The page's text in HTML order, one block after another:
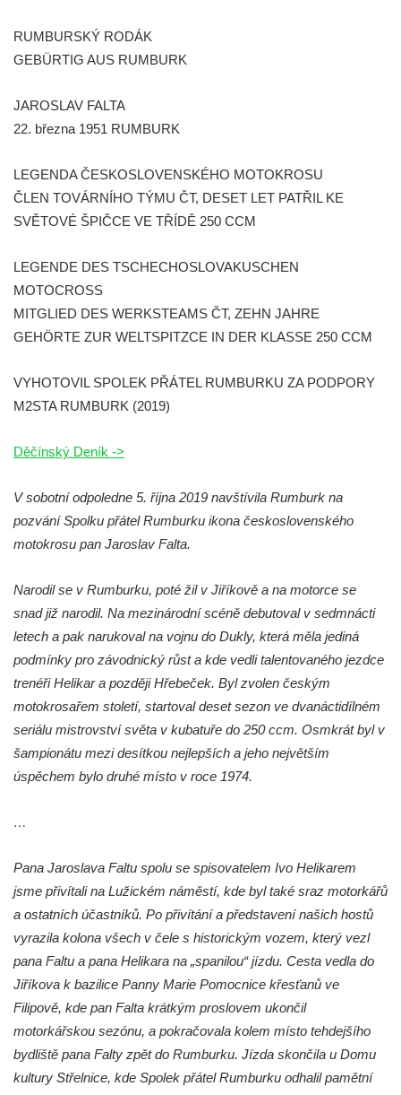
Wolfganga von Goethe na hradě Hasištejn
Pamětní deska Ondřeje Hese severně od
Pamětní deska Giacoma Casanovy de
Seingalt na zámeckém nádvoří v Duchcově
Pamětní deska Heinricha Banka na domě
čp. 18/7 na náměstí Republiky v Duchcově
Pamětní deska Ferdinanda Břetislava
Čechách
Pamětní deska Josefa Jaroslava Kaliny na
domě čp. 109 v Kalinově ulici v Novém
Boru
Červeného na domě ve Starodubečské ulici
v Praze Dubeč
křižovatce Školní a Horské ulice v Trutnově
Pamětní deska Jaroslava Třešňáka v
Českobratrské ulici v Teplicích
Pamětní deska Walthera Hensela na vile
Teplicích
Pamětní deska Ludwiga van Beethovena
na domě čp. 72/1 v Lázeňské ulici v
Teplicích
Pamětní deska na ekologické demonstrace
na kašně na Benešově náměstí v Teplicích
Pamětní deska Josefa Schindlera na
základní škole v Desné
Pamětní desky významných rodáků na zdi
kostela svatého Bartoloměje ve Velkém
Šenově
Pamětní deska Johanna Wolfganga Goetha
na Komorní Hůrce
RUMBURSKÝ RODÁK
GEBÜRTIG AUS RUMBURK
JAROSLAV FALTA
22. března 1951 RUMBURK
LEGENDA ČESKOSLOVENSKÉHO MOTOKROSU
ČLEN TOVÁRNÍHO TÝMU ČT, DESET LET PATŘIL KE
SVĚTOVÉ ŠPIČCE VE TŘÍDĚ 250 CCM
LEGENDE DES TSCHECHOSLOVAKUSCHEN
MOTOCROSS
MITGLIED DES WERKSTEAMS ČT, ZEHN JAHRE
GEHÖRTE ZUR WELTSPITZCE IN DER KLASSE 250 CCM
VYHOTOVIL SPOLEK PŘÁTEL RUMBURKU ZA PODPORY
M2STA RUMBURK (2019)
Děčínský Deník ->
V sobotní odpoledne 5. října 2019 navštívila Rumburk na
pozvání Spolku přátel Rumburku ikona československého
motokrosu pan Jaroslav Falta.
Narodil se v Rumburku, poté žil v Jiříkově a na motorce se
snad již narodil. Na mezinárodní scéně debutoval v sedmnácti
letech a pak narukoval na vojnu do Dukly, která měla jediná
podmínky pro závodnický růst a kde vedli talentovaného jezdce
trenéři Helikar a později Hřebeček. Byl zvolen českým
motokrosařem století, startoval deset sezon ve dvanáctidílném
seriálu mistrovství světa v kubatuře do 250 ccm. Osmkrát byl v
šampionátu mezi desítkou nejlepších a jeho největším
úspěchem bylo druhé místo v roce 1974.
…
Pana Jaroslava Faltu spolu se spisovatelem Ivo Helikarem
jsme přivítali na Lužickém náměstí, kde byl také sraz motorkářů
a ostatních účastníků. Po přivítání a představení našich hostů
vyrazila kolona všech v čele s historickým vozem, který vezl
pana Faltu a pana Helikara na „spanilou“ jízdu. Cesta vedla do
Jiříkova k bazilice Panny Marie Pomocnice křesťanů ve
Filipově, kde pan Falta krátkým proslovem ukončil
motorkářskou sezónu, a pokračovala kolem místo tehdejšího
bydliště pana Falty zpět do Rumburku. Jízda skončila u Domu
kultury Střelnice, kde Spolek přátel Rumburku odhalil pamětní